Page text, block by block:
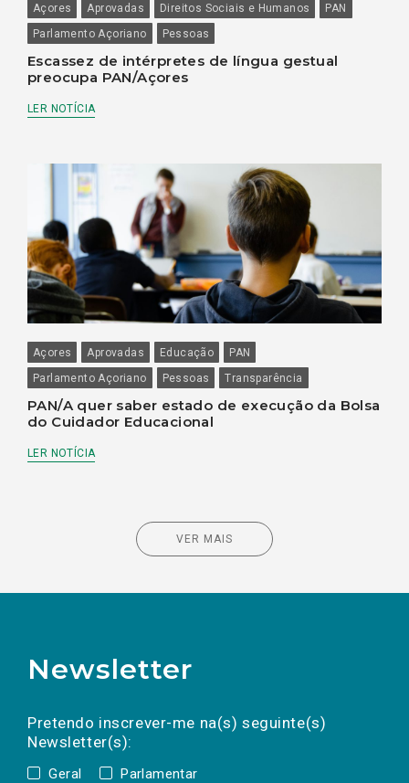
Açores Aprovadas Direitos Sociais e Humanos
PAN
Parlamento Açoriano
Pessoas
Escassez de intérpretes de língua gestual
preocupa PAN/Açores
LER NOTÍCIA
Açores Aprovadas Educação
PAN
Parlamento Açoriano
Pessoas Transparência
PAN/A quer saber estado de execução da Bolsa
do Cuidador Educacional
LER NOTÍCIA
VER MAIS
Newsletter
Pretendo inscrever-me na(s) seguinte(s)
Newsletter(s):
Geral Parlamentar
a(s) newsletter(s).
mail